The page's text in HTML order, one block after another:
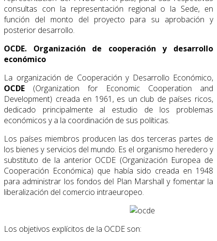
consultas con la representación regional o la Sede, en
función del monto del proyecto para su aprobación y
posterior desarrollo.
OCDE. Organización de cooperación y desarrollo
económico
La organización de Cooperación y Desarrollo Económico,
OCDE (Organization for Eco­nomic Cooperation and
Development) creada en 1961, es un club de países ricos,
dedi­cado principalmente al estudio de los problemas
económicos y a la coordinación de sus políticas.
Los países miembros producen las dos terceras partes de
los bienes y servicios del mun­do. Es el organismo heredero y
substituto de la anterior OCDE (Organización Europea de
Cooperación Económica) que había sido creada en 1948
para administrar los fondos del Plan Marshall y fomentar la
liberalización del comercio intraeuropeo.
Los objetivos explícitos de la OCDE son: